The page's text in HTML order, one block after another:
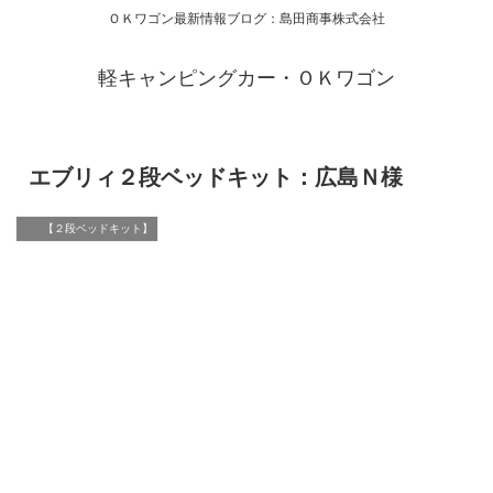
ＯＫワゴン最新情報ブログ：島田商事株式会社
軽キャンピングカー・ＯＫワゴン
エブリィ２段ベッドキット：広島Ｎ様
【２段ベッドキット】